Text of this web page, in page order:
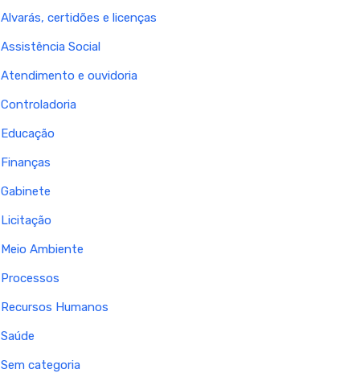
Alvarás, certidões e licenças
Assistência Social
Atendimento e ouvidoria
Controladoria
Educação
Finanças
Gabinete
Licitação
Meio Ambiente
Processos
Recursos Humanos
Saúde
Sem categoria